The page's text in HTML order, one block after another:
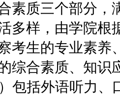
素质三个部分，
多样，由学院根
考生的专业素养
综合素质、知识
包括外语听力